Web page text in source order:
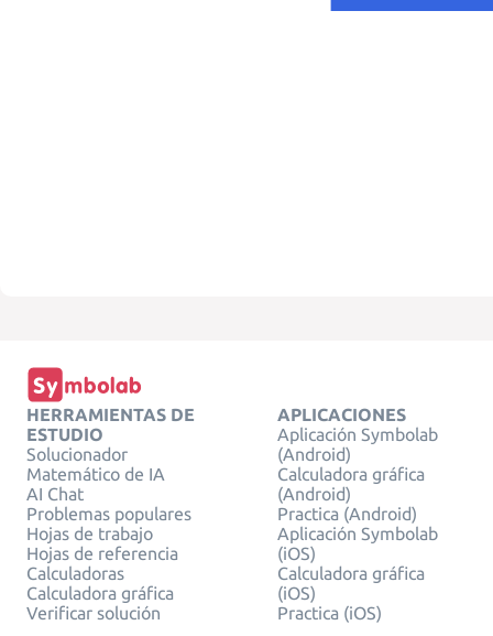
HERRAMIENTAS DE
ESTUDIO
Solucionador
Matemático de IA
AI Chat
Problemas populares
Hojas de trabajo
Hojas de referencia
Calculadoras
Calculadora gráfica
Verificar solución
APLICACIONES
Aplicación Symbolab
(Android)
Calculadora gráfica
(Android)
Practica (Android)
Aplicación Symbolab
(iOS)
Calculadora gráfica
(iOS)
Practica (iOS)